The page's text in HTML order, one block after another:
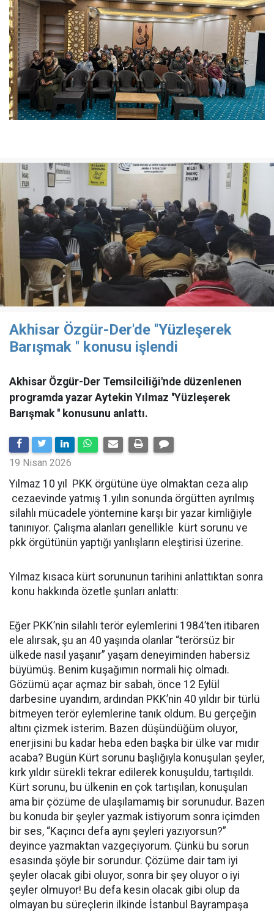
Akhisar Özgür-Der'de ''Yüzleşerek
Barışmak '' konusu işlendi
Akhisar Özgür-Der Temsilciliği'nde düzenlenen
programda yazar Aytekin Yılmaz ''Yüzleşerek
Barışmak '' konusunu anlattı.
19 Nisan 2026
Yılmaz 10 yıl PKK örgütüne üye olmaktan ceza alıp
cezaevinde yatmış 1.yılın sonunda örgütten ayrılmış
silahlı mücadele yöntemine karşı bir yazar kimliğiyle
tanınıyor. Çalışma alanları genellikle kürt sorunu ve
pkk örgütünün yaptığı yanlışların eleştirisi üzerine.
Yılmaz kısaca kürt sorununun tarihini anlattıktan sonra
konu hakkında özetle şunları anlattı:
Eğer PKK’nin silahlı terör eylemlerini 1984’ten itibaren
ele alırsak, şu an 40 yaşında olanlar “terörsüz bir
ülkede nasıl yaşanır” yaşam deneyiminden habersiz
büyümüş. Benim kuşağımın normali hiç olmadı.
Gözümü açar açmaz bir sabah, önce 12 Eylül
darbesine uyandım, ardından PKK’nin 40 yıldır bir türlü
bitmeyen terör eylemlerine tanık oldum. Bu gerçeğin
altını çizmek isterim. Bazen düşündüğüm oluyor,
enerjisini bu kadar heba eden başka bir ülke var mıdır
acaba? Bugün Kürt sorunu başlığıyla konuşulan şeyler,
kırk yıldır sürekli tekrar edilerek konuşuldu, tartışıldı.
Kürt sorunu, bu ülkenin en çok tartışılan, konuşulan
ama bir çözüme de ulaşılamamış bir sorunudur. Bazen
bu konuda bir şeyler yazmak istiyorum sonra içimden
bir ses, “Kaçıncı defa aynı şeyleri yazıyorsun?”
deyince yazmaktan vazgeçiyorum. Çünkü bu sorun
esasında şöyle bir sorundur. Çözüme dair tam iyi
şeyler olacak gibi oluyor, sonra bir şey oluyor o iyi
şeyler olmuyor! Bu defa kesin olacak gibi olup da
olmayan bu süreçlerin ilkinde İstanbul Bayrampaşa